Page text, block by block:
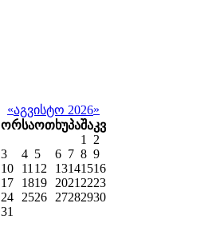
«აგვისტო 2026»
ორსაოთხუპაშაკვ
1
2
3
4 5 6 7 8 9
10
11 12 13141516
17
1819 2021 2223
24
2526 27282930
31